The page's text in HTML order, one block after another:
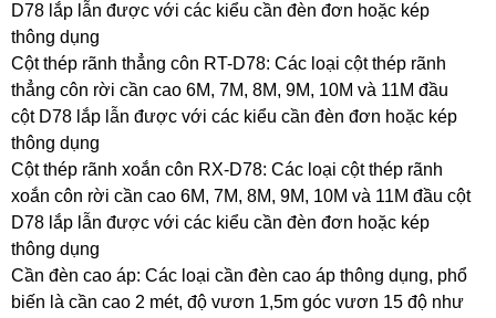
D78 lắp lẫn được với các kiểu cần đèn đơn hoặc kép
thông dụng
Cột thép rãnh thẳng côn RT-D78: Các loại cột thép rãnh
thẳng côn rời cần cao 6M, 7M, 8M, 9M, 10M và 11M đầu
cột D78 lắp lẫn được với các kiểu cần đèn đơn hoặc kép
thông dụng
Cột thép rãnh xoắn côn RX-D78: Các loại cột thép rãnh
xoắn côn rời cần cao 6M, 7M, 8M, 9M, 10M và 11M đầu cột
D78 lắp lẫn được với các kiểu cần đèn đơn hoặc kép
thông dụng
Cần đèn cao áp: Các loại cần đèn cao áp thông dụng, phổ
biến là cần cao 2 mét, độ vươn 1,5m góc vươn 15 độ như